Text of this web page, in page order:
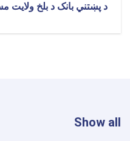
د پښتني بانک د بلخ
Show all